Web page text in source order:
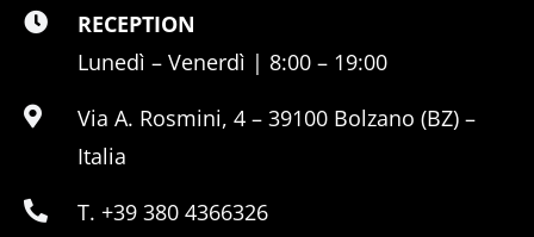
RECEPTION
Lunedì – Venerdì | 8:00 – 19:00
Via A. Rosmini, 4 – 39100 Bolzano (BZ) –
Italia
T. +39 380 4366326